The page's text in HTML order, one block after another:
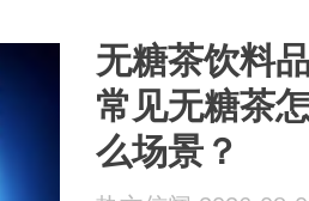
无糖茶饮料
常见无糖茶
么场景？